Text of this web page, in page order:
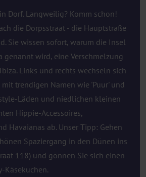
Dorf. Langweilig? Komm schon!
die Dorpsstraat - die Hauptstraße
Sie wissen sofort, warum die Insel
genannt wird, eine Verschmelzung
Links und rechts wechseln sich
trendigen Namen wie 'Puur' und
Läden und niedlichen kleinen
Hippie-Accessoires,
Havaianas ab. Unser Tipp: Gehen
Spaziergang in den Dünen ins
118) und gönnen Sie sich einen
Käsekuchen.